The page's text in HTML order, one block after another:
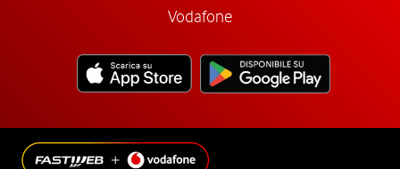
Vodafone